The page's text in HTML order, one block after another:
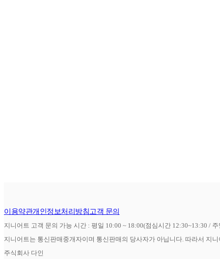
이용약관개인정보처리방침고객 문의
지니어트 고객 문의 가능 시간 : 평일 10:00 ~ 18:00(점심시간 12:30~13:30 /
지니어트는 통신판매중개자이며 통신판매의 당사자가 아닙니다. 따라서 지
주식회사 다인